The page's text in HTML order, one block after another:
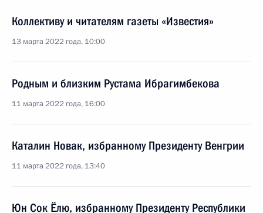
Коллективу и читателям газеты «Известия»
13 марта 2022 года, 10:00
Родным и близким Рустама Ибрагимбекова
11 марта 2022 года, 16:00
Каталин Новак, избранному Президенту Венгрии
11 марта 2022 года, 13:40
Юн Сок Ёлю, избранному Президенту Республики